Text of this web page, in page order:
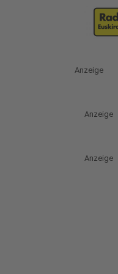
Anzeige
Anzeige
Anzeige